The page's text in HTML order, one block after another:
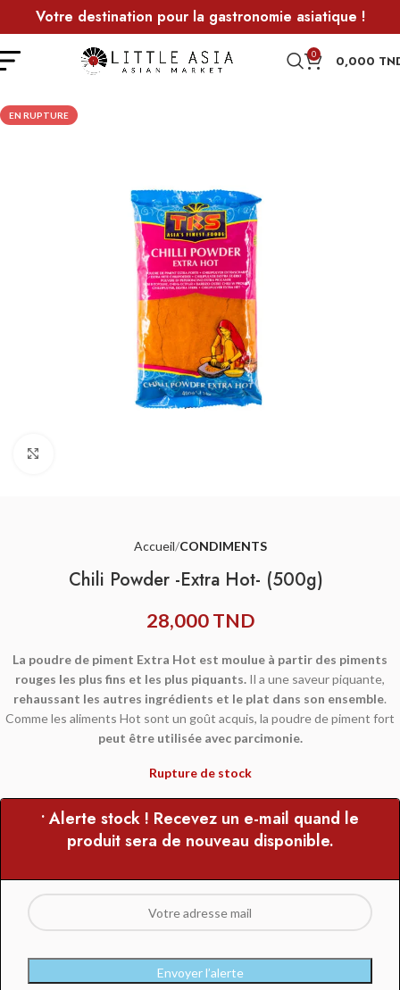
Votre destination pour la gastronomie asiatique !
0 0,000
EN RUPTURE
Accueil CONDIMENTS
Chili Powder -Extra Hot- (500g)
28,000TND
La poudre de piment Extra Hot est moulue à partir des piments
rouges les plus fins et les plus piquants. Il a une saveur piquante,
rehaussant les autres ingrédients et le plat dans son ensemble.
Comme les aliments Hot sont un goût acquis, la poudre de piment fort
peut être utilisée avec parcimonie.
Rupture de stock
• Alerte stock ! Recevez un e-mail quand le
produit sera de nouveau disponible.
Envoyer l’alerte